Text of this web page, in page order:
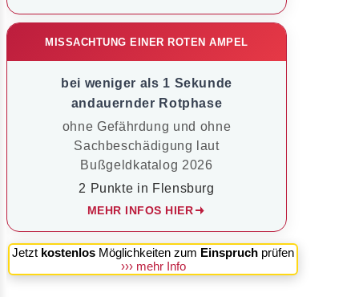
MISSACHTUNG EINER ROTEN AMPEL
bei weniger als 1 Sekunde
andauernder Rotphase
ohne Gefährdung und ohne
Sachbeschädigung laut
Bußgeldkatalog 2026
2 Punkte in Flensburg
MEHR INFOS HIER
Jetzt kostenlos Möglichkeiten zum Einspruch prüfen
››› mehr Info